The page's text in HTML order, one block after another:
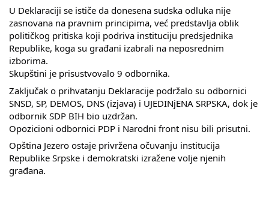
OPŠTINSKA UPRAVA
INFO
Vijesti
Aktivnosti
Javni pozivi
Zaštita od požara
U Deklaraciji se ističe da donesena sudska odluka nije
zasnovana na pravnim principima, već predstavlja oblik
političkog pritiska koji podriva instituciju predsjednika
Republike, koga su građani izabrali na neposrednim
izborima.
Skupštini je prisustvovalo 9 odbornika.
Zaključak o prihvatanju Deklaracije podržalo su odbornici
SNSD, SP, DEMOS, DNS (izjava) i UJEDINjENA SRPSKA, dok je
odbornik SDP BIH bio uzdržan.
Opozicioni odbornici PDP i Narodni front nisu bili prisutni.
Opština Jezero ostaje privržena očuvanju institucija
Republike Srpske i demokratski izražene volje njenih
građana.